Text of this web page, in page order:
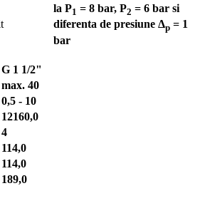
la P1 = 8 bar, P2 = 6 bar si
diferenta de presiune Δp = 1
bar
G 1 1/2"
max. 40
0,5 - 10
12160,0
4
114,0
114,0
189,0